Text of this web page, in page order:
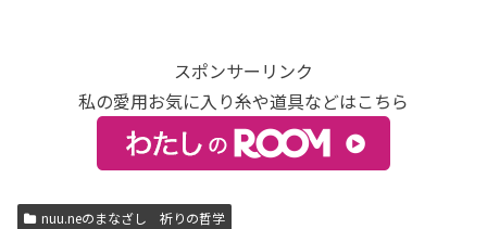
スポンサーリンク
私の愛用お気に入り糸や道具などはこちら
nuu.neのまなざし 祈りの哲学